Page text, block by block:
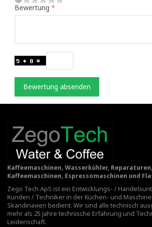
Bewertung
Bewertung absenden
Kaffeemaschinen, Wasserkühler, Reparaturen,
Kaffeemaschinen, Espressomaschinen und
Zego Tech ApS ist ein Entwicklungs- /
Kunden / Techniker in der Küchen- und
Skandinavien bedient. Wir sind alle technisch
mehr als 25 Jahre technische Erfahrung und
Leidenschaft.